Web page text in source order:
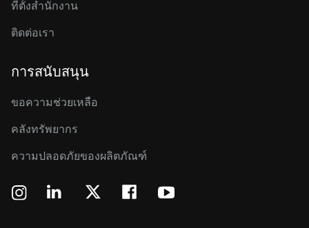
ที่ตั้งสำนักงาน
ติดต่อเรา
การสนับสนุน
ขอความช่วยเหลือ
คลังทรัพยากร
ความปลอดภัยของผลิตภัณฑ์